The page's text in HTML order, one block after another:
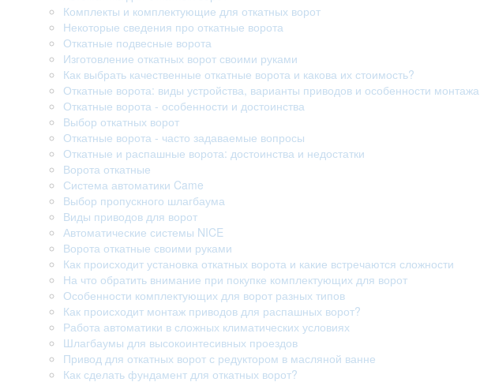
Комплекты и комплектующие для откатных ворот
Некоторые сведения про откатные ворота
Откатные подвесные ворота
Изготовление откатных ворот своими руками
Как выбрать качественные откатные ворота и какова их стоимость?
Откатные ворота: виды устройства, варианты приводов и особенности монтажа
Откатные ворота - особенности и достоинства
Выбор откатных ворот
Откатные ворота - часто задаваемые вопросы
Откатные и распашные ворота: достоинства и недостатки
Ворота откатные
Система автоматики Came
Выбор пропускного шлагбаума
Виды приводов для ворот
Автоматические системы NICE
Ворота откатные своими руками
Как происходит установка откатных ворота и какие встречаются сложности
На что обратить внимание при покупке комплектующих для ворот
Особенности комплектующих для ворот разных типов
Как происходит монтаж приводов для распашных ворот?
Работа автоматики в сложных климатических условиях
Шлагбаумы для высокоинтесивных проездов
Привод для откатных ворот с редуктором в масляной ванне
Как сделать фундамент для откатных ворот?